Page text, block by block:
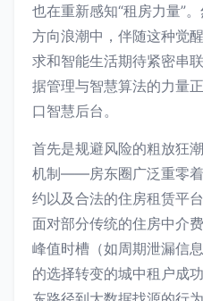
也在重新感知“租房力量”
方向浪潮中，伴随这种觉
求和智能生活期待紧密串
据管理与智慧算法的力量
口智慧后台。
首先是规避风险的粗放狂
机制——房东圈广泛重零
约以及合法的住房租赁平
面对部分传统的住房中介
峰值时槽（如周期泄漏信
的选择转变的城中租户成